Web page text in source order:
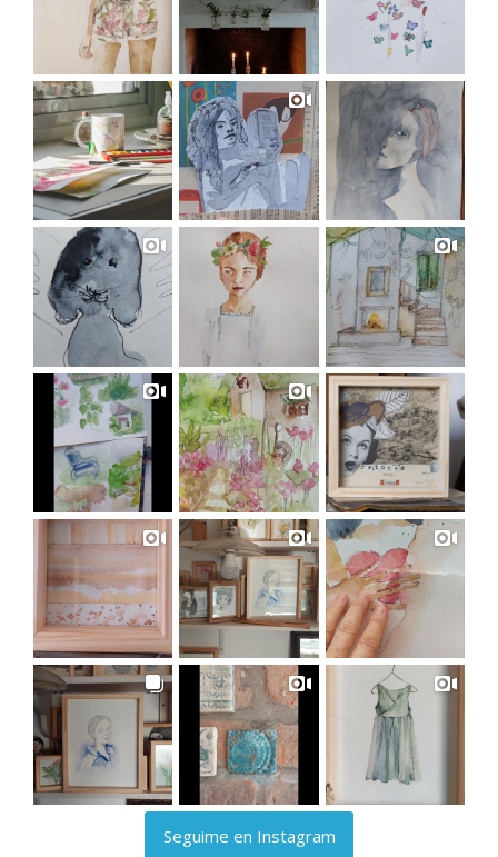
Seguime en Instagram